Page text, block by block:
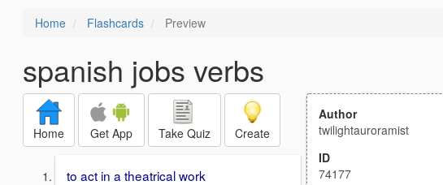
Home Flashcards Preview
spanish jobs verbs
Home Get App Take Quiz Create
to act in a theatrical work
Author
twilightauroramist
ID
74177